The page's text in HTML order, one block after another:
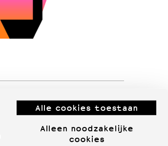
Alle cookies toestaan
Alleen noodzakelijke
cookies